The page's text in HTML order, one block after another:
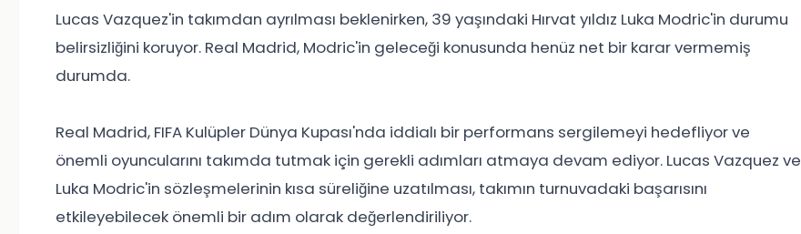
Lucas Vazquez'in takımdan ayrılması beklenirken, 39 yaşındaki Hırvat yıldız Luka Modric'in durumu
belirsizliğini koruyor. Real Madrid, Modric'in geleceği konusunda henüz net bir karar vermemiş
durumda.
Real Madrid, FIFA Kulüpler Dünya Kupası'nda iddialı bir performans sergilemeyi hedefliyor ve
önemli oyuncularını takımda tutmak için gerekli adımları atmaya devam ediyor. Lucas Vazquez ve
Luka Modric'in sözleşmelerinin kısa süreliğine uzatılması, takımın turnuvadaki başarısını
etkileyebilecek önemli bir adım olarak değerlendiriliyor.